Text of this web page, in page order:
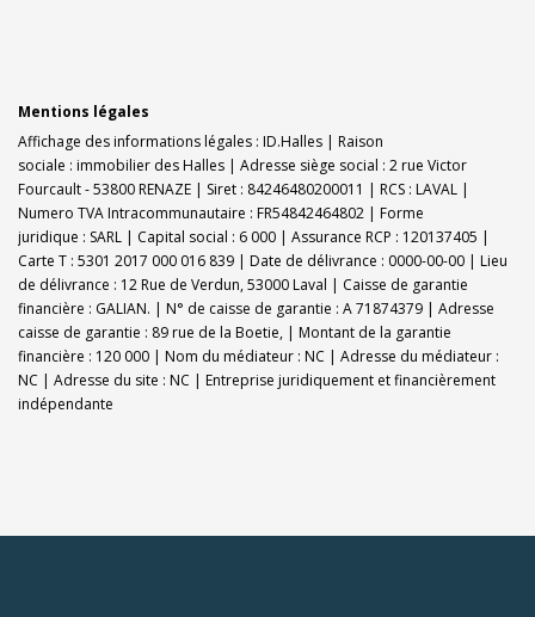
Mentions légales
Affichage des informations légales : ID.Halles | Raison
sociale : immobilier des Halles | Adresse siège social : 2 rue Victor
Fourcault - 53800 RENAZE | Siret : 84246480200011 | RCS : LAVAL |
Numero TVA Intracommunautaire : FR54842464802 | Forme
juridique : SARL | Capital social : 6 000 | Assurance RCP : 120137405 |
Carte T : 5301 2017 000 016 839 | Date de délivrance : 0000-00-00 | Lieu
de délivrance : 12 Rue de Verdun, 53000 Laval | Caisse de garantie
financière : GALIAN. | N° de caisse de garantie : A 71874379 | Adresse
caisse de garantie : 89 rue de la Boetie, | Montant de la garantie
financière : 120 000 | Nom du médiateur : NC | Adresse du médiateur :
NC | Adresse du site : NC | Entreprise juridiquement et financièrement
indépendante